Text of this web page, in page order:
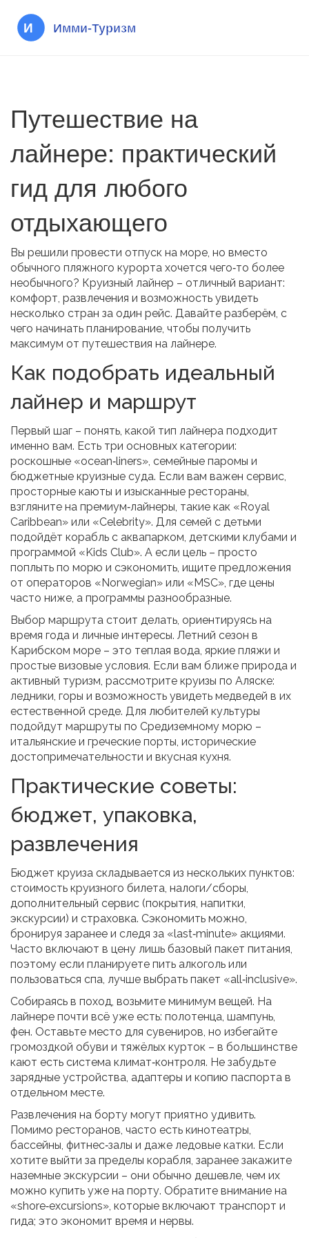
Путешествие на
лайнере: практический
гид для любого
отдыхающего
Вы решили провести отпуск на море, но вместо
обычного пляжного курорта хочется чего‑то более
необычного? Круизный лайнер – отличный вариант:
комфорт, развлечения и возможность увидеть
несколько стран за один рейс. Давайте разберём, с
чего начинать планирование, чтобы получить
максимум от путешествия на лайнере.
Как подобрать идеальный
лайнер и маршрут
Первый шаг – понять, какой тип лайнера подходит
именно вам. Есть три основных категории:
роскошные «оcean‑liners», семейные паромы и
бюджетные круизные суда. Если вам важен сервис,
просторные каюты и изысканные рестораны,
взгляните на премиум‑лайнеры, такие как «Royal
Caribbean» или «Celebrity». Для семей с детьми
подойдёт корабль с аквапарком, детскими клубами и
программой «Kids Club». А если цель – просто
поплыть по морю и сэкономить, ищите предложения
от операторов «Norwegian» или «MSC», где цены
часто ниже, а программы разнообразные.
Выбор маршрута стоит делать, ориентируясь на
время года и личные интересы. Летний сезон в
Карибском море – это теплая вода, яркие пляжи и
простые визовые условия. Если вам ближе природа и
активный туризм, рассмотрите круизы по Аляске:
ледники, горы и возможность увидеть медведей в их
естественной среде. Для любителей культуры
подойдут маршруты по Средиземному морю –
итальянские и греческие порты, исторические
достопримечательности и вкусная кухня.
Практические советы:
бюджет, упаковка,
развлечения
Бюджет круиза складывается из нескольких пунктов:
стоимость круизного билета, налоги/сборы,
дополнительный сервис (покрытия, напитки,
экскурсии) и страховка. Сэкономить можно,
бронируя заранее и следя за «last‑minute» акциями.
Часто включают в цену лишь базовый пакет питания,
поэтому если планируете пить алкоголь или
пользоваться спа, лучше выбрать пакет «all‑inclusive».
Собираясь в поход, возьмите минимум вещей. На
лайнере почти всё уже есть: полотенца, шампунь,
фен. Оставьте место для сувениров, но избегайте
громоздкой обуви и тяжёлых курток – в большинстве
кают есть система климат‑контроля. Не забудьте
зарядные устройства, адаптеры и копию паспорта в
отдельном месте.
Развлечения на борту могут приятно удивить.
Помимо ресторанов, часто есть кинотеатры,
бассейны, фитнес‑залы и даже ледовые катки. Если
хотите выйти за пределы корабля, заранее закажите
наземные экскурсии – они обычно дешевле, чем их
можно купить уже на порту. Обратите внимание на
«shore‑excursions», которые включают транспорт и
гида; это экономит время и нервы.